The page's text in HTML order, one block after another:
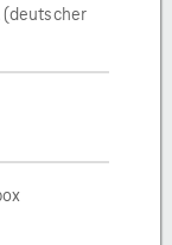
(deutscher